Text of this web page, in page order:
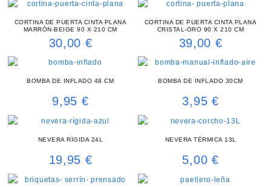
CORTINA DE PUERTA CINTA PLANA
MARRÓN-BEIGE 90 X 210 CM
30,00 €
CORTINA DE PUERTA CINTA PLANA
CRISTAL-ORO 90 X 210 CM
39,00 €
BOMBA DE INFLADO 48 CM
9,95 €
BOMBA DE INFLADO 30CM
3,95 €
NEVERA RÍGIDA 24L
19,95 €
NEVERA TÉRMICA 13L
5,00 €